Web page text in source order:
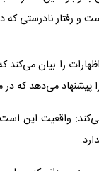
در تعیین دستمزد برای کارگران انجام داد،
را بیان
پیشنهاد می‌دهد که
واقعیت این